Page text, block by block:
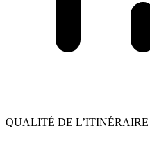
QUALITÉ DE L’ITINÉRAIRE